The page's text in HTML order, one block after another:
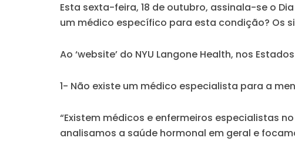
Esta sexta-feira, 18 de outubro, assinala-se o
um médico específico para esta condição? Os
Ao ‘website’ do NYU Langone Health, nos
1- Não existe um médico especialista para a
“Existem médicos e enfermeiros especialistas
analisamos a saúde hormonal em geral e